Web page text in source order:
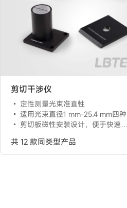
剪切干涉仪
定性测量光束准直性
适用光束直径1 mm-25.4 mm四种类型可选
剪切板磁性安装设计，便于快速更换
共 12 款同类型产品